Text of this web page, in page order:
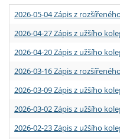
2026-05-04 Zápis z
2026-04-27 Zápis z užšího
2026-04-20 Zápis z užšího
2026-03-16 Zápis z
2026-03-09 Zápis z užšího
2026-03-02 Zápis z užšího
2026-02-23 Zápis z užšího